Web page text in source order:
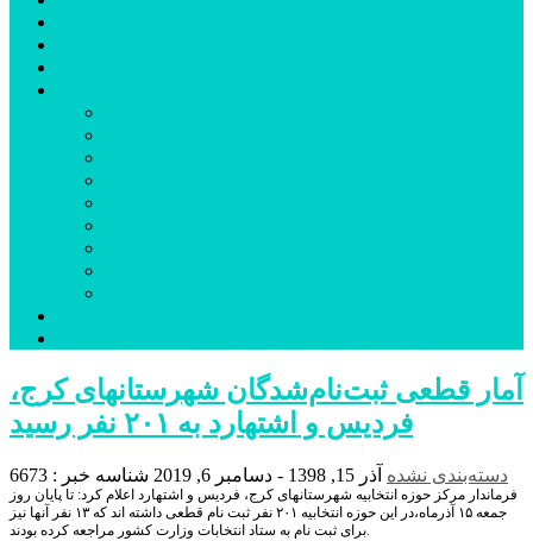
آمار قطعی ثبت‌نام‌شدگان شهرستانهای کرج،
فردیس و اشتهارد به ۲۰۱ نفر رسید
دسته‌بندی نشده آذر 15, 1398 - دسامبر 6, 2019 شناسه خبر : 6673
فرماندار مرکز حوزه انتخابیه شهرستانهای کرج، فردیس و اشتهارد اعلام کرد: تا پایان روز
جمعه ۱۵ آذرماه،در این حوزه انتخابیه ۲۰۱ نفر ثبت نام قطعی داشته اند که ۱۳ نفر آنها نیز
برای ثبت نام به ستاد انتخابات وزارت کشور مراجعه کرده بودند.